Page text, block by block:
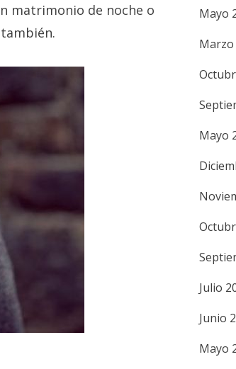
matrimonio de noche o
Mayo
Marzo
Mayo
Julio
Junio
Mayo